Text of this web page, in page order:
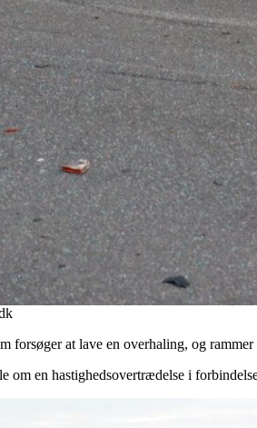
forsøger at lave en overhaling, og
om en hastighedsovertrædelse i